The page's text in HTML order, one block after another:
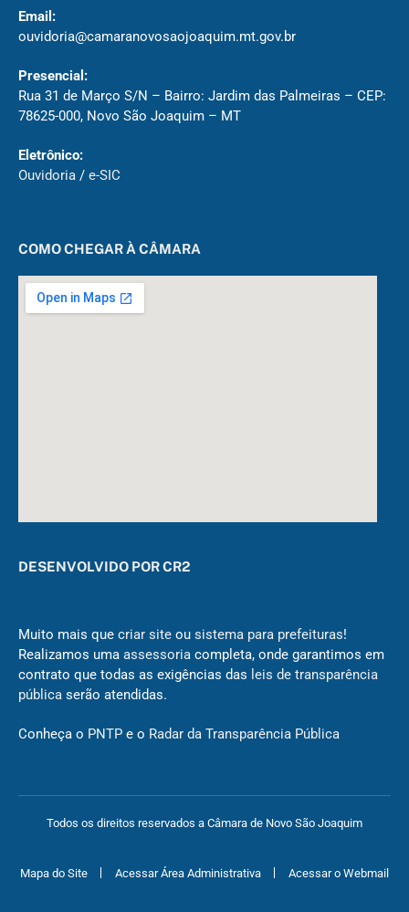
Email:
ouvidoria@camaranovosaojoaquim.mt.gov.br
Presencial:
Rua 31 de Março S/N – Bairro: Jardim das Palmeiras – CEP:
78625-000, Novo São Joaquim – MT
Eletrônico:
Ouvidoria / e-SIC
COMO CHEGAR À CÂMARA
DESENVOLVIDO POR CR2
Muito mais que criar site ou sistema para prefeituras!
Realizamos uma assessoria completa, onde garantimos em
contrato que todas as exigências das leis de transparência
pública serão atendidas.
Conheça o PNTP e o Radar da Transparência Pública
Todos os direitos reservados a Câmara de Novo São Joaquim
Mapa do Site Acessar Área Administrativa Acessar o Webmail